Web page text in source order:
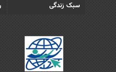
سبک زندگی